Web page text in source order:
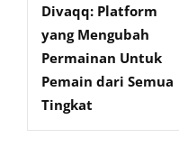
Divaqq: Platform
yang Mengubah
Permainan Untuk
Pemain dari Semua
Tingkat